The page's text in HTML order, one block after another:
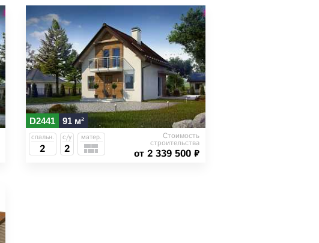
D2441 91 м²
спальн.
2
с/у
2
матер. Стоимость
строительства
от 2 339 500 ₽